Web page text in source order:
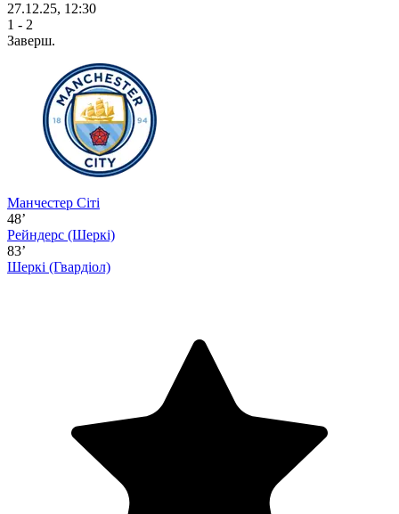
27.12.25, 12:30
1 - 2
Заверш.
Манчестер Сіті
48’
Рейндерс (Шеркі)
83’
Шеркі (Гвардіол)